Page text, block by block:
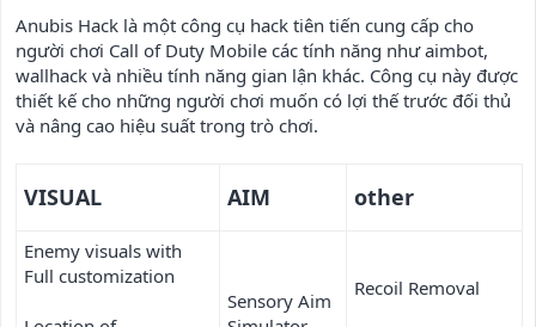
Anubis Hack là một công cụ hack tiên tiến cung cấp cho
người chơi Call of Duty Mobile các tính năng như aimbot,
wallhack và nhiều tính năng gian lận khác. Công cụ này được
thiết kế cho những người chơi muốn có lợi thế trước đối thủ
và nâng cao hiệu suất trong trò chơi.
VISUAL​ AIM​ other​
Enemy visuals with
Full customization
Sensory Aim
Recoil Removal